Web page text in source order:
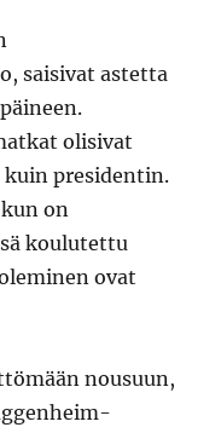
saisivat astetta
olisivat
presidentin.
on
koulutettu
ovat
nousuun,